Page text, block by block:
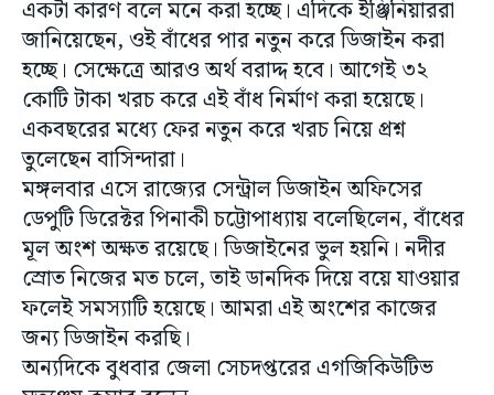
একটা কারণ বলে মনে করা হচ্ছে। এদিকে ইঞ্জিনিয়াররা
জানিয়েছেন, ওই বাঁধের পার নতুন করে ডিজাইন করা
হচ্ছে। সেক্ষেত্রে আরও অর্থ বরাদ্দ হবে। আগেই ৩২
কোটি টাকা খরচ করে এই বাঁধ নির্মাণ করা হয়েছে।
একবছরের মধ্যে ফের নতুন করে খরচ নিয়ে প্রশ্ন
তুলেছেন বাসিন্দারা।
মঙ্গলবার এসে রাজ্যের সেন্ট্রাল ডিজাইন অফিসের
ডেপুটি ডিরেক্টর পিনাকী চট্টোপাধ্যায় বলেছিলেন, বাঁধের
মূল অংশ অক্ষত রয়েছে। ডিজাইনের ভুল হয়নি। নদীর
স্রোত নিজের মত চলে, তাই ডানদিক দিয়ে বয়ে যাওয়ার
ফলেই সমস্যাটি হয়েছে। আমরা এই অংশের কাজের
জন্য ডিজাইন করছি।
অন্যদিকে বুধবার জেলা সেচদপ্তরের এগজিকিউটিভ